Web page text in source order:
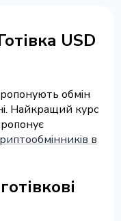
USD
обмін
Найкращий курс
в